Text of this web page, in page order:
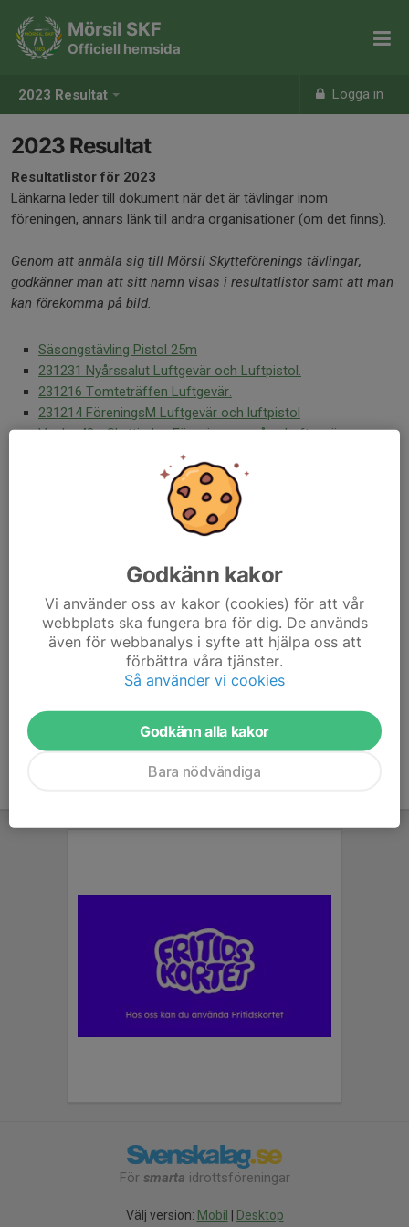
2023 Resultat Logga in
Mörsil SKF
Officiell hemsida
2023 Resultat
Resultatlistor för 2023
Länkarna leder till dokument när det är tävlingar inom
föreningen, annars länk till andra organisationer (om det finns).
Genom att anmäla sig till Mörsil Skytteförenings tävlingar,
godkänner man att sitt namn visas i resultatlistor samt att man
kan förekomma på bild.
Säsongstävling Pistol 25m
231231 Nyårssalut Luftgevär och Luftpistol.
231216 Tomteträffen Luftgevär.
231214 FöreningsM Luftgevär och luftpistol
Vecka 48 - Skyttiaden Föreningsomgång Luftgevär.
231111 Hammerdalsträffen Luftgevär och Luftpistol
231022 Kyrkåsknallen Luftgevär och Luftpistol.
231007 Aspåskulan luftgevär och Luftpistol
230909 FöreningsM Milsnabb A - Pistol
230824 FöreningsM Korthåll Liggande - Gevär
230819 FöreningsM Precision A o B - Pistol
230805 Mörsilskottet Magnum Precision - Pistol
230715 FöreningsM Precision C - Pistol
230617 Mörsilskottet Precision C - Pistol
230407 Mörsilserien LG o LP 2022-2023
230319 Slutresultat Luftpistolallsvenskan individuellt
230319 Slutresultat Luftpistolallsvenskan lag
För smarta idrottsföreningar
Välj version: Mobil Desktop
Godkänn kakor
Vi använder oss av kakor (cookies) för att vår
webbplats ska fungera bra för dig. De används
även för webbanalys i syfte att hjälpa oss att
förbättra våra tjänster.
Så använder vi cookies
Godkänn alla kakor
Bara nödvändiga